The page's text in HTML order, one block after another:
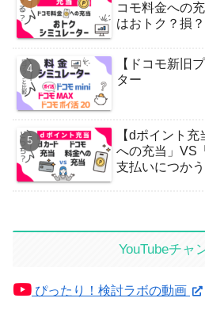
コモ料金への
はおトク？損？
【ドコモ新旧
ター
【dポイント
への充当」VS
支払いにつかう
YouTubeチャ
ぴったり！検討ラボの動画